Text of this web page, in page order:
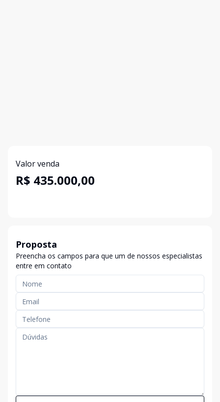
Valor venda
R$ 435.000,00
Proposta
Preencha os campos para que um de nossos especialistas
entre em contato